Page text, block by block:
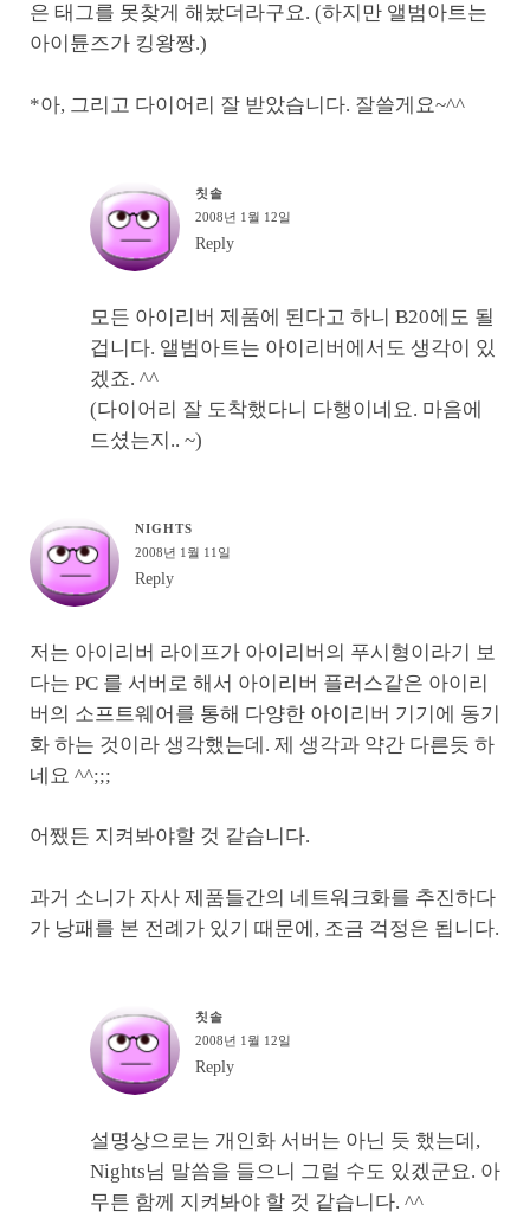
은 태그를 못찾게 해놨더라구요. (하지만 앨범아트는
아이튠즈가 킹왕짱.)
*아, 그리고 다이어리 잘 받았습니다. 잘쓸게요~^^
칫솔
2008년 1월 12일
Reply
모든 아이리버 제품에 된다고 하니 B20에도 될
겁니다. 앨범아트는 아이리버에서도 생각이 있
겠죠. ^^
(다이어리 잘 도착했다니 다행이네요. 마음에
드셨는지.. ~)
NIGHTS
2008년 1월 11일
Reply
저는 아이리버 라이프가 아이리버의 푸시형이라기 보
다는 PC 를 서버로 해서 아이리버 플러스같은 아이리
버의 소프트웨어를 통해 다양한 아이리버 기기에 동기
화 하는 것이라 생각했는데. 제 생각과 약간 다른듯 하
네요 ^^;;;
어쨌든 지켜봐야할 것 같습니다.
과거 소니가 자사 제품들간의 네트워크화를 추진하다
가 낭패를 본 전례가 있기 때문에, 조금 걱정은 됩니다.
칫솔
2008년 1월 12일
Reply
설명상으로는 개인화 서버는 아닌 듯 했는데,
Nights님 말씀을 들으니 그럴 수도 있겠군요. 아
무튼 함께 지켜봐야 할 것 같습니다. ^^